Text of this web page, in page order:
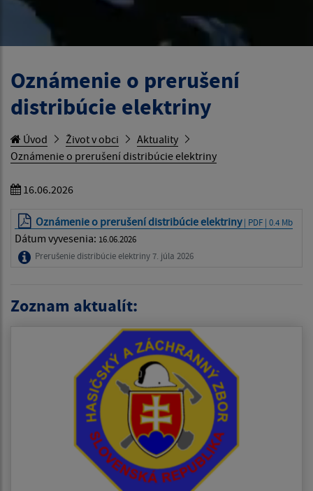
Oznámenie o prerušení
distribúcie elektriny
Úvod Život v obci
Aktuality
Oznámenie o prerušení distribúcie elektriny
16.06.2026
Oznámenie o prerušení distribúcie elektriny| PDF | 0.4 Mb
Dátum vyvesenia: 16.06.2026
Prerušenie distribúcie elektriny 7. júla 2026
Zoznam aktualít: